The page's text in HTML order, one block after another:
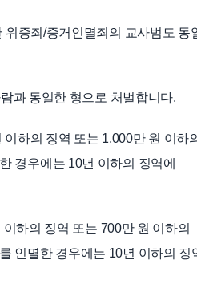
증죄/증거인멸죄의 교사범도 동
과 동일한 형으로 처벌합니다.
하의 징역 또는 1,000만 원 이하
경우에는 10년 이하의 징역에
하의 징역 또는 700만 원 이하의
인멸한 경우에는 10년 이하의 징